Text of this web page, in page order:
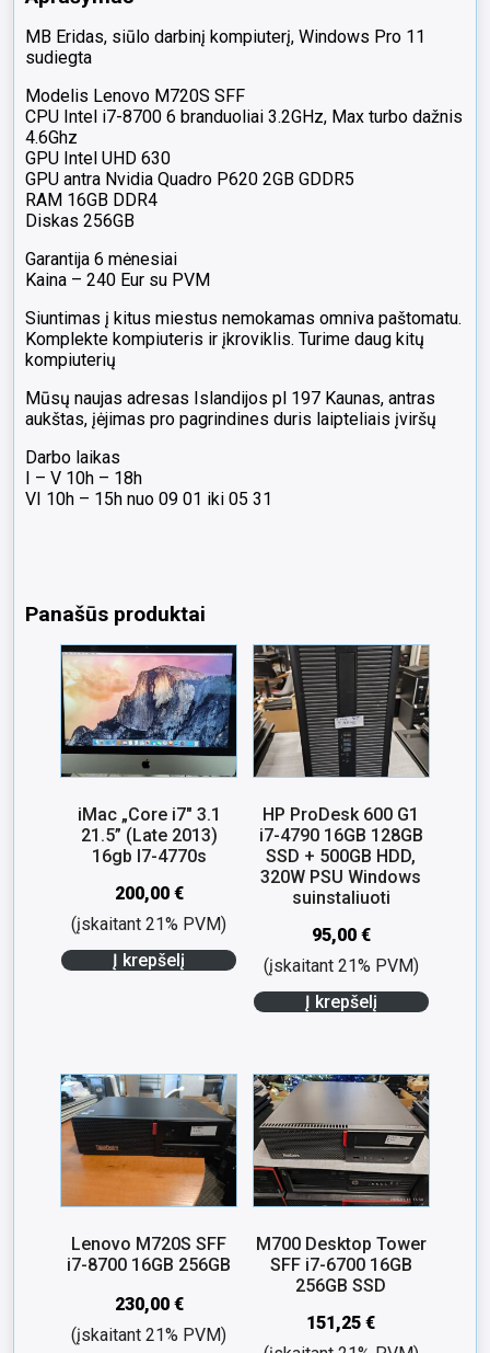
MB Eridas, siūlo darbinį kompiuterį, Windows Pro 11
sudiegta
Modelis Lenovo M720S SFF
CPU Intel i7-8700 6 branduoliai 3.2GHz, Max turbo dažnis
4.6Ghz
GPU Intel UHD 630
GPU antra Nvidia Quadro P620 2GB GDDR5
RAM 16GB DDR4
Diskas 256GB
Garantija 6 mėnesiai
Kaina – 240 Eur su PVM
Siuntimas į kitus miestus nemokamas omniva paštomatu.
Komplekte kompiuteris ir įkroviklis. Turime daug kitų
kompiuterių
Mūsų naujas adresas Islandijos pl 197 Kaunas, antras
aukštas, įėjimas pro pagrindines duris laipteliais įviršų
Darbo laikas
I – V 10h – 18h
VI 10h – 15h nuo 09 01 iki 05 31
Panašūs produktai
iMac „Core i7″ 3.1
21.5” (Late 2013)
16gb I7-4770s
200,00 €
(įskaitant 21% PVM)
Į krepšelį
HP ProDesk 600 G1
i7-4790 16GB 128GB
SSD + 500GB HDD,
320W PSU Windows
suinstaliuoti
95,00 €
(įskaitant 21% PVM)
Į krepšelį
Lenovo M720S SFF
i7-8700 16GB 256GB
230,00 €
(įskaitant 21% PVM)
M700 Desktop Tower
SFF i7-6700 16GB
256GB SSD
151,25€